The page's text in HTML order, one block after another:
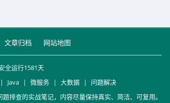
文章归档 网站地图
全运行1581天
| Java | 微服务 | 大数据 |
问题解决
排查的实战笔记，内容尽量保持真实、简洁、可复用。